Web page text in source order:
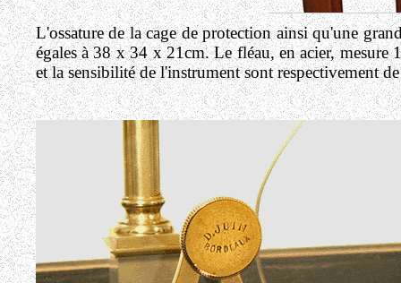
L'ossature de la cage de protection ainsi qu'une
égales à 38 x 34 x 21cm. Le fléau, en acier,
et la sensibilité de l'instrument sont respectivement